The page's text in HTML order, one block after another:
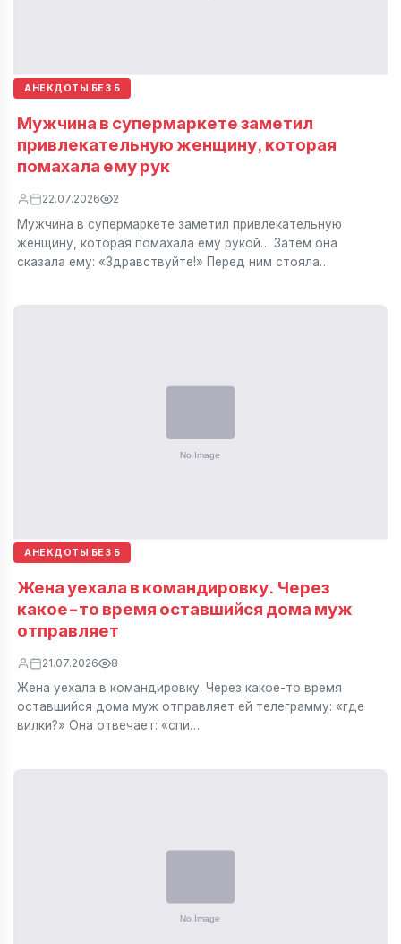
АНЕКДОТЫ БЕЗ Б
Мужчина в супермаркете заметил
привлекательную женщину, которая
помахала ему рук
22.07.2026 2
Мужчина в супермаркете заметил привлекательную
женщину, которая помахала ему рукой… Затем она
сказала ему: «Здравствуйте!» Перед ним стояла…
АНЕКДОТЫ БЕЗ Б
Жена уехала в командировку. Через
какое-то время оставшийся дома муж
отправляет
21.07.2026 8
Жена уехала в командировку. Через какое-то время
оставшийся дома муж отправляет ей телеграмму: «где
вилки?» Она отвечает: «спи…